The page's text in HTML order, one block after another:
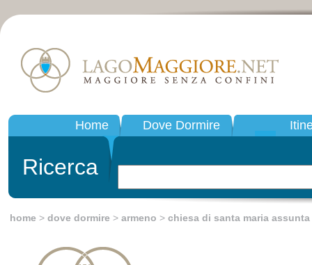
Home Dove Dormire
Ricerca
home > dove dormire > armeno > chiesa di santa maria assunta